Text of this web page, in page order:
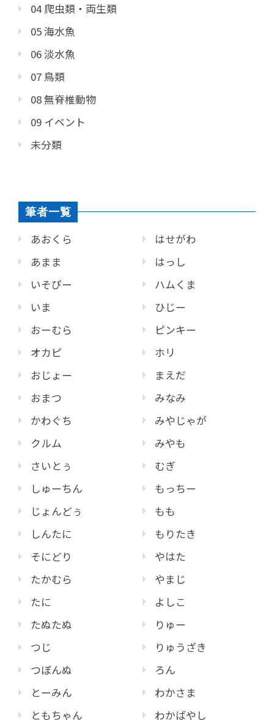
04 爬虫類・両生類
05 海水魚
06 淡水魚
07 鳥類
08 無脊椎動物
09 イベント
未分類
筆者一覧
あおくら
あまま
いそぴー
いま
おーむら
オカピ
おじょー
おまつ
かわぐち
クルム
さいとぅ
しゅーちん
じょんどぅ
しんたに
そにどり
たかむら
たに
たぬたぬ
つじ
つぼんぬ
とーみん
ともちゃん
はせがわ
はっし
ハムくま
ひじー
ピンキー
ホリ
まえだ
みなみ
みやじゃが
みやも
むぎ
もっちー
もも
もりたき
やはた
やまじ
よしこ
りゅー
りゅうざき
ろん
わかさま
わかばやし